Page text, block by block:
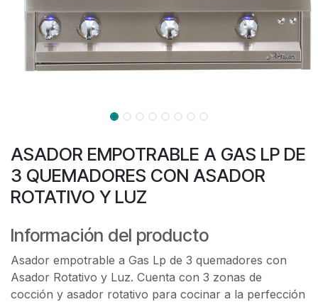
ASADOR EMPOTRABLE A GAS LP DE
3 QUEMADORES CON ASADOR
ROTATIVO Y LUZ
Información del producto
Asador empotrable a Gas Lp de 3 quemadores con
Asador Rotativo y Luz. Cuenta con 3 zonas de
cocción y asador rotativo para cocinar a la perfección